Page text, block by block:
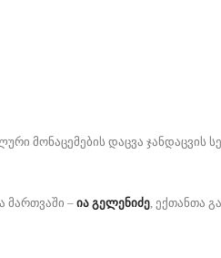
მონაცემების დაცვა ჯანდაცვის
მართვაში – ია გელენიძე, ექთანთა